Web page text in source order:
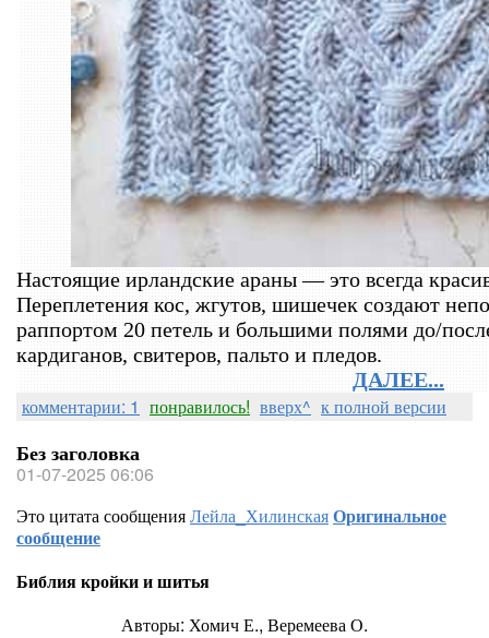
Настоящие ирландские араны — это всегда
Переплетения кос, жгутов, шишечек создают
раппортом 20 петель и большими полями до/
кардиганов, свитеров, пальто и пледов.
ДАЛЕЕ...
комментарии: 1 понравилось! вверх^ к полной версии
Без заголовка
01-07-2025 06:06
Это цитата сообщенияЛейла_ХилинскаяОригинальное
сообщение
Библия кройки и шитья
Авторы: Хомич Е., Веремеева О.